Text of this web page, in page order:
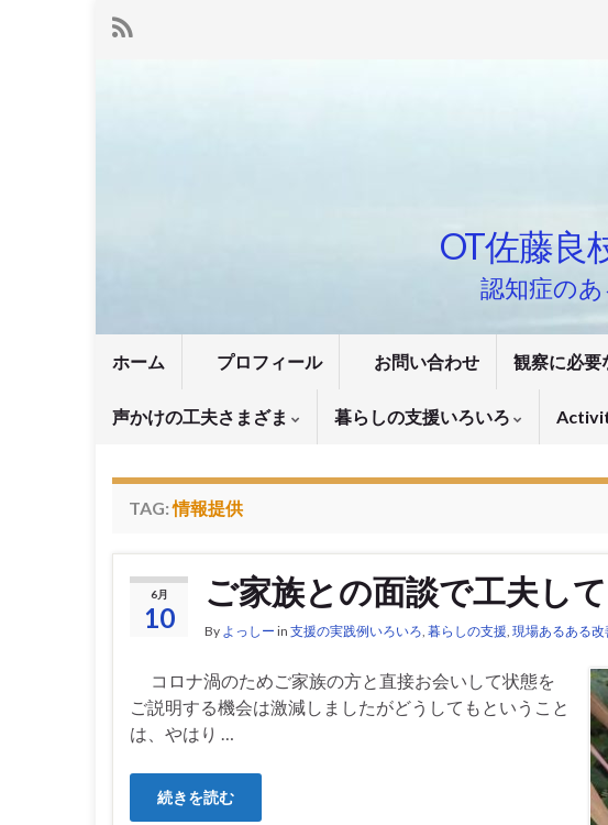
OT佐藤良
認知症の
ホーム プロフィール お問い合わせ 観察に必要
声かけの工夫さまざま 暮らしの支援いろいろ
TAG:情報提供
6月
10
ご家族との面談で工夫し
By よっしー in 支援の実践例いろいろ, 暮らしの支援, 現場あるある改
コロナ渦のためご家族の方と直接お会いして状態を
ご説明する機会は激減しましたがどうしてもということ
は、やはり …
続きを読む